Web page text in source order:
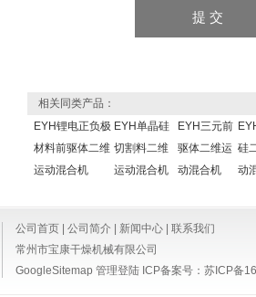
相关同类产品：
EYH锂电正负极
材料前驱体二维
运动混合机
EYH单晶硅
切割料二维
运动混合机
EYH三元前
驱体二维运
动混合机
硅
动
公司首页 公司简介 新闻中心
联系我们
常州市宝康干燥机械有限公司
GoogleSitemap 管理登陆 ICP备案号： 苏ICP备